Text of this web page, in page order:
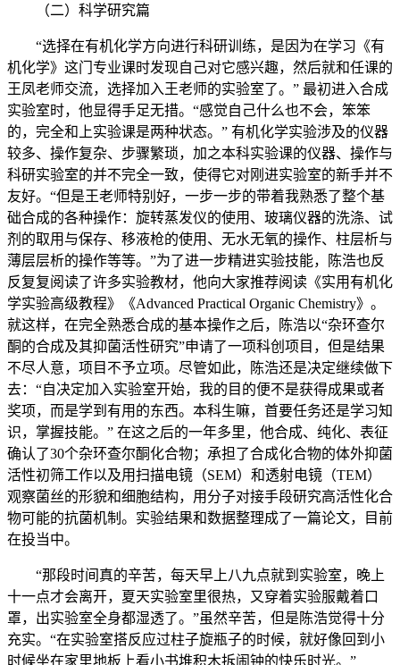
（二）科学研究篇
“选择在有机化学方向进行科研训练，是因为在学习《有
机化学》这门专业课时发现自己对它感兴趣，然后就和任课的
王凤老师交流，选择加入王老师的实验室了。” 最初进入合成
实验室时，他显得手足无措。“感觉自己什么也不会，笨笨
的，完全和上实验课是两种状态。” 有机化学实验涉及的仪器
较多、操作复杂、步骤繁琐，加之本科实验课的仪器、操作与
科研实验室的并不完全一致，使得它对刚进实验室的新手并不
友好。“但是王老师特别好，一步一步的带着我熟悉了整个基
础合成的各种操作：旋转蒸发仪的使用、玻璃仪器的洗涤、试
剂的取用与保存、移液枪的使用、无水无氧的操作、柱层析与
薄层层析的操作等等。”为了进一步精进实验技能，陈浩也反
反复复阅读了许多实验教材，他向大家推荐阅读《实用有机化
学实验高级教程》《Advanced Practical Organic Chemistry》。
就这样，在完全熟悉合成的基本操作之后，陈浩以“杂环查尔
酮的合成及其抑菌活性研究”申请了一项科创项目，但是结果
不尽人意，项目不予立项。尽管如此，陈浩还是决定继续做下
去：“自决定加入实验室开始，我的目的便不是获得成果或者
奖项，而是学到有用的东西。本科生嘛，首要任务还是学习知
识，掌握技能。” 在这之后的一年多里，他合成、纯化、表征
确认了30个杂环查尔酮化合物；承担了合成化合物的体外抑菌
活性初筛工作以及用扫描电镜（SEM）和透射电镜（TEM）
观察菌丝的形貌和细胞结构，用分子对接手段研究高活性化合
物可能的抗菌机制。实验结果和数据整理成了一篇论文，目前
在投当中。
“那段时间真的辛苦，每天早上八九点就到实验室，晚上
十一点才会离开，夏天实验室里很热，又穿着实验服戴着口
罩，出实验室全身都湿透了。”虽然辛苦，但是陈浩觉得十分
充实。“在实验室搭反应过柱子旋瓶子的时候，就好像回到小
时候坐在家里地板上看小书堆积木拆闹钟的快乐时光。”